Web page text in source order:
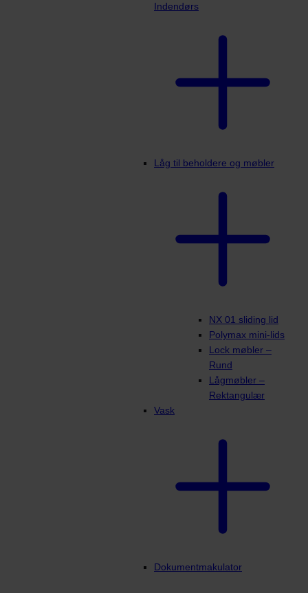
Indendørs
Låg til beholdere og møbler
NX 01 sliding lid
Polymax mini-lids
Lock møbler –
Rund
Lågmøbler –
Rektangulær
Vask
Dokumentmakulator